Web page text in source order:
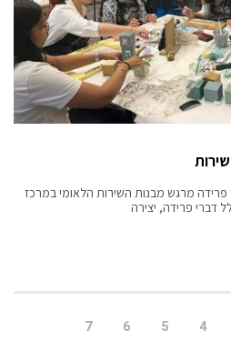
מרגש מבנות השירות הלאומי במרכז
דברי פרידה, יצירה
4
5
6
7